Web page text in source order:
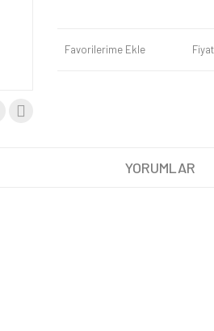
Favorilerime Ekle
YORUMLAR